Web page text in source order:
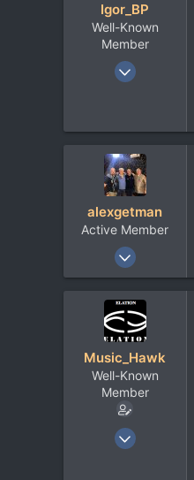
Igor_BP
Well-Known
Member
25 Сен 2006
63
alexgetman
Active Member
30 Июл 2006
Москва
Music_Hawk
Well-Known
Member
24 Май 2009